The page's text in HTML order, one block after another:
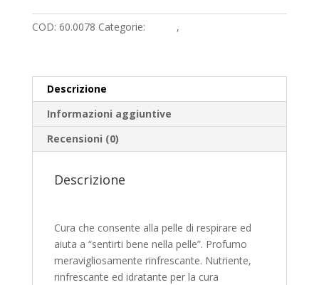
v
COD: 60.0078 Categorie: ,
Descrizione
Informazioni aggiuntive
Recensioni (0)
Descrizione
Cura che consente alla pelle di respirare ed
aiuta a “sentirti bene nella pelle”. Profumo
meravigliosamente rinfrescante. Nutriente,
rinfrescante ed idratante per la cura